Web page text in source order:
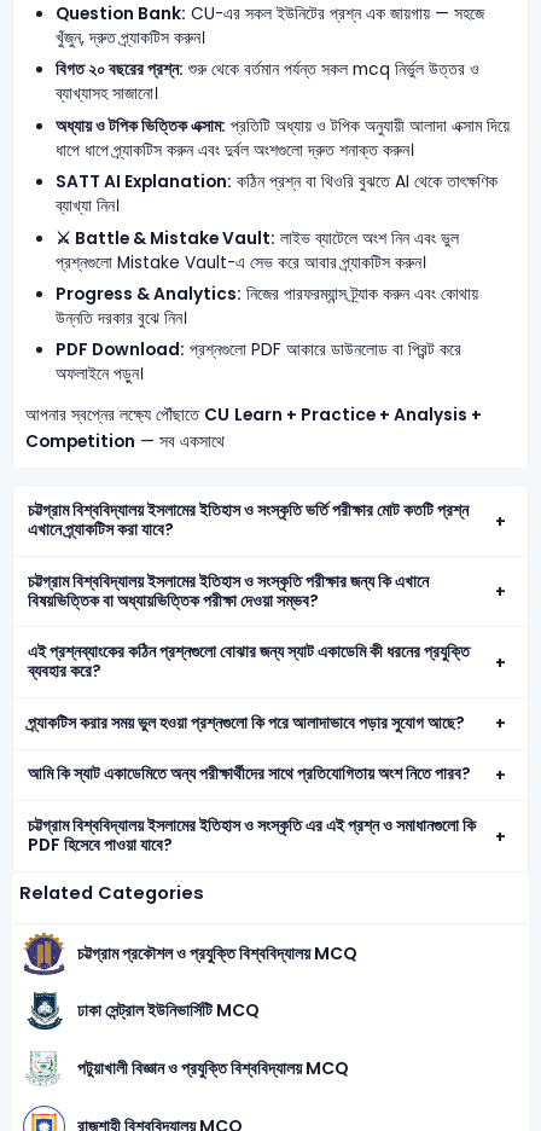
Question Bank: CU-এর সকল ইউনিটের প্রশ্ন এক জায়গায় — সহজে
খুঁজুন, দ্রুত প্র্যাকটিস করুন।
বিগত ২০ বছরের প্রশ্ন: শুরু থেকে বর্তমান পর্যন্ত সকল mcq নির্ভুল উত্তর ও
ব্যাখ্যাসহ সাজানো।
অধ্যায় ও টপিক ভিত্তিক এক্সাম: প্রতিটি অধ্যায় ও টপিক অনুযায়ী আলাদা এক্সাম দিয়ে
ধাপে ধাপে প্র্যাকটিস করুন এবং দুর্বল অংশগুলো দ্রুত শনাক্ত করুন।
SATT AI Explanation: কঠিন প্রশ্ন বা থিওরি বুঝতে AI থেকে তাৎক্ষণিক
ব্যাখ্যা নিন।
⚔️ Battle & Mistake Vault: লাইভ ব্যাটেলে অংশ নিন এবং ভুল
প্রশ্নগুলো Mistake Vault-এ সেভ করে আবার প্র্যাকটিস করুন।
Progress & Analytics: নিজের পারফরম্যান্স ট্র্যাক করুন এবং কোথায়
উন্নতি দরকার বুঝে নিন।
PDF Download: প্রশ্নগুলো PDF আকারে ডাউনলোড বা প্রিন্ট করে
অফলাইনে পড়ুন।
আপনার স্বপ্নের লক্ষ্যে পৌঁছাতে CU Learn + Practice + Analysis +
Competition — সব একসাথে
চট্টগ্রাম বিশ্ববিদ্যালয় ইসলামের ইতিহাস ও সংস্কৃতি ভর্তি পরীক্ষার মোট কতটি প্রশ্ন
এখানে প্র্যাকটিস করা যাবে?
চট্টগ্রাম বিশ্ববিদ্যালয় ইসলামের ইতিহাস ও সংস্কৃতি পরীক্ষার জন্য কি এখানে
বিষয়ভিত্তিক বা অধ্যায়ভিত্তিক পরীক্ষা দেওয়া সম্ভব?
এই প্রশ্নব্যাংকের কঠিন প্রশ্নগুলো বোঝার জন্য স্যাট একাডেমি কী ধরনের প্রযুক্তি
ব্যবহার করে?
প্র্যাকটিস করার সময় ভুল হওয়া প্রশ্নগুলো কি পরে আলাদাভাবে পড়ার সুযোগ আছে?
আমি কি স্যাট একাডেমিতে অন্য পরীক্ষার্থীদের সাথে প্রতিযোগিতায় অংশ নিতে পারব?
চট্টগ্রাম বিশ্ববিদ্যালয় ইসলামের ইতিহাস ও সংস্কৃতি এর এই প্রশ্ন ও সমাধানগুলো কি
PDF হিসেবে পাওয়া যাবে?
Related Categories
চট্টগ্রাম প্রকৌশল ও প্রযুক্তি বিশ্ববিদ্যালয় MCQ
ঢাকা সেন্ট্রাল ইউনিভার্সিটি MCQ
পটুয়াখালী বিজ্ঞান ও প্রযুক্তি বিশ্ববিদ্যালয় MCQ